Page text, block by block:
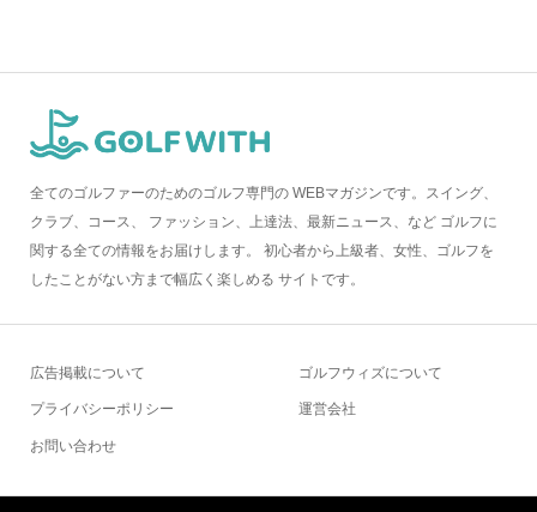
全てのゴルファーのためのゴルフ専門の WEBマガジンです。スイング、
クラブ、コース、 ファッション、上達法、最新ニュース、など ゴルフに
関する全ての情報をお届けします。 初心者から上級者、女性、ゴルフを
したことがない方まで幅広く楽しめる サイトです。
広告掲載について
プライバシーポリシー
お問い合わせ
ゴルフウィズについて
運営会社